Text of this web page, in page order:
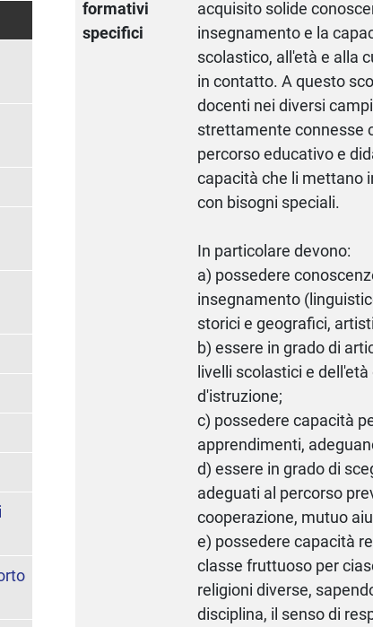
formativi
specifici
acquisito solide
insegnamento e la
scolastico, all'età e alla
in contatto. A questo
docenti nei diversi
strettamente connesse
percorso educativo e
capacità che li mettano
con bisogni speciali.
In particolare devono:
a) possedere
insegnamento
storici e geografici,
b) essere in grado di
livelli scolastici e
d'istruzione;
c) possedere capacità
apprendimenti,
d) essere in grado di
adeguati al percorso
cooperazione, mutuo
e) possedere capacità
classe fruttuoso per
religioni diverse,
disciplina, il senso di